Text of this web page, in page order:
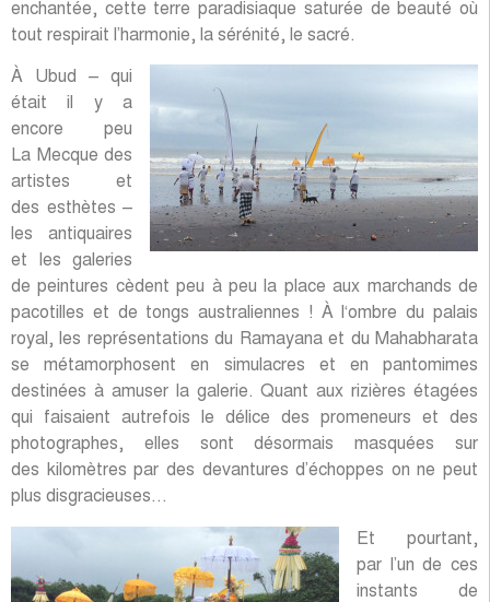
enchantée, cette terre paradisiaque saturée de beauté où
tout respirait l’harmonie, la sérénité, le sacré.
À Ubud – qui
était il y a
encore peu
La Mecque des
artistes et
des esthètes –
les antiquaires
et les galeries
de peintures cèdent peu à peu la place aux marchands de
pacotilles et de tongs australiennes ! À l‘ombre du palais
royal, les représentations du Ramayana et du Mahabharata
se métamorphosent en simulacres et en pantomimes
destinées à amuser la galerie. Quant aux rizières étagées
qui faisaient autrefois le délice des promeneurs et des
photographes, elles sont désormais masquées sur
des kilomètres par des devantures d’échoppes on ne peut
plus disgracieuses…
Et pourtant,
par l’un de ces
instants de